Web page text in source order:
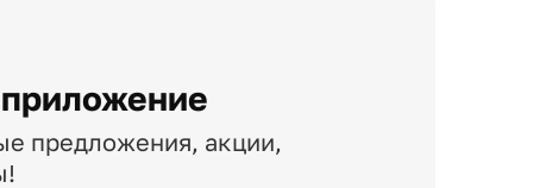
предложения, акции,